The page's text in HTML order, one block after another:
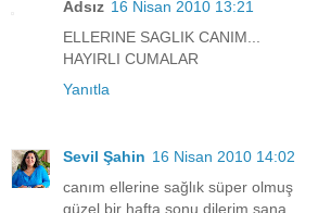
Adsız 16 Nisan 2010 13:21
ELLERINE SAGLIK CANIM...
HAYIRLI CUMALAR
Yanıtla
Sevil Şahin 16 Nisan 2010 14:02
canım ellerine sağlık süper olmuş
güzel bir hafta sonu dilerim sana